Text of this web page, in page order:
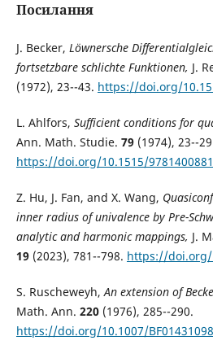
Посилання
J. Becker, Löwnersche
fortsetzbare schlichte Funktionen, J.
(1972), 23--43. https://doi.org/
L. Ahlfors, Sufficient conditions for
Ann. Math. Studie. 79(1974), 23--
https://doi.org/10.1515/
Z. Hu, J. Fan, and X. Wang,
inner radius of univalence by Pre-
analytic and harmonic mappings, J.
19(2023), 781--798. https://doi.org/
S. Ruscheweyh,An extension of
Math. Ann. 220(1976), 285--290.
https://doi.org/10.1007/BF01431098